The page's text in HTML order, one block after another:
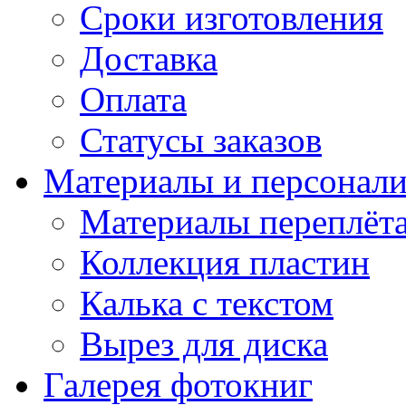
Сроки изготовления
Доставка
Оплата
Статусы заказов
Материалы и
Материалы
Коллекция пластин
Калька с текстом
Вырез для диска
Галерея фотокниг